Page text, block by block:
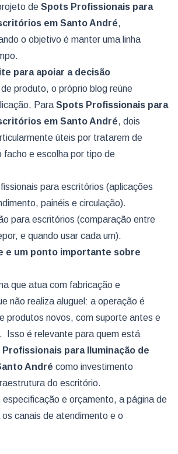
de Spots Profissionais para
em Santo André,
o objetivo é manter uma linha
para apoiar a decisão
produto, o próprio blog reúne
Para Spots Profissionais para
em Santo André, dois
úteis por tratarem de
facho e escolha por tipo de
para escritórios (aplicações
painéis e circulação).
para escritórios (comparação entre
e quando usar cada um).
e um ponto importante sobre
que atua com fabricação e
não realiza aluguel: a operação é
produtos novos, com suporte antes e
Isso é relevante para quem está
para Iluminação de
André como investimento
do escritório.
especificação e orçamento, a página de
canais de atendimento e o